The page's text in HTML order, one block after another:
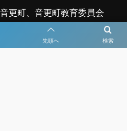
検索
先頭へ
更町、音更町教育委員会
プロサッカーリーグ